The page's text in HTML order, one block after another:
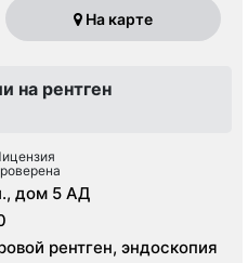
На карте
на рентген
дом 5 АД
рентген, эндоскопия